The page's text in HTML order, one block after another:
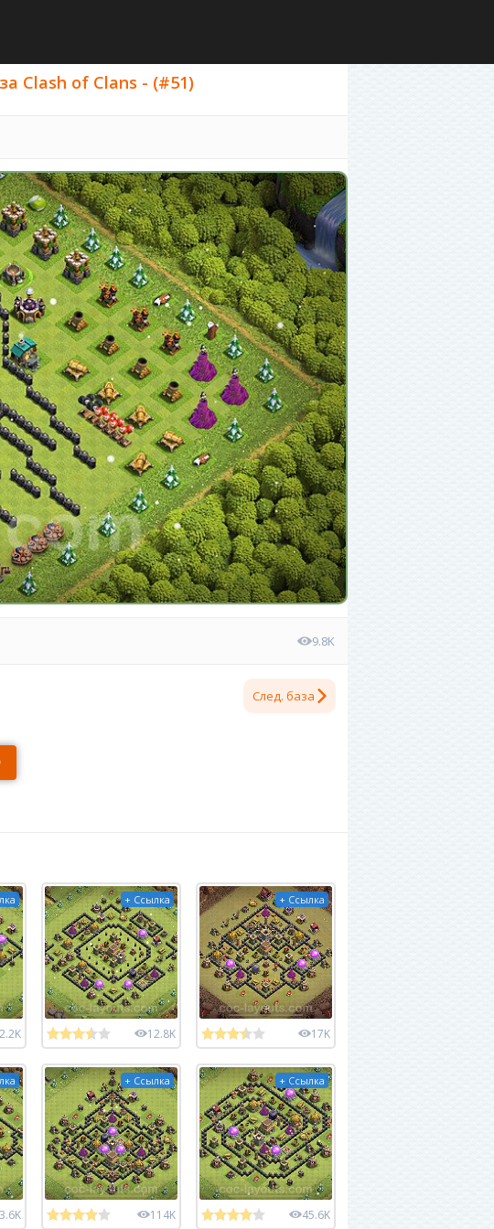
Clash of Clans - (#51)
9.8K
След. база
+ Ссылка
12.8K
+ Ссылка
17K
+ Ссылка
114K
+ Ссылка
45.6K